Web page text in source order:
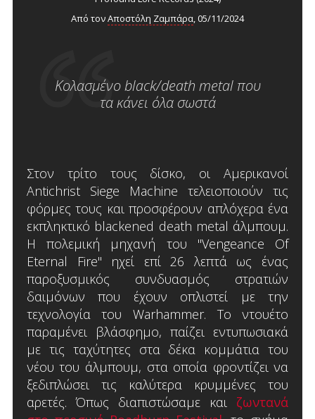
Από τονΑποστόλη Ζαμπάρα, 05/11/2024
Κολασμένο black/death metal που
τα κάνει όλα σωστά
Στον τρίτο τους δίσκο, οι Αμερικανοί
Antichrist Siege Machine τελειοποιούν τις
φόρμες τους και προσφέρουν απλόχερα ένα
εκπληκτικό blackened death metal άλμπουμ.
Η πολεμική μηχανή του "Vengeance Of
Eternal Fire" ηχεί επί 26 λεπτά ως ένας
παροξυσμικός συνδυασμός στρατιών
δαιμόνων που έχουν οπλιστεί με την
τεχνολογία του Warhammer. Το ντουέτο
παραμένει βλάσφημο, παίζει εντυπωσιακά
με τις ταχύτητες στα δέκα κομμάτια του
νέου του άλμπουμ, στα οποία φροντίζει να
ξεδιπλώσει τις καλύτερα κρυμμένες του
αρετές. Όπως διαπιστώσαμε και ζωντανά